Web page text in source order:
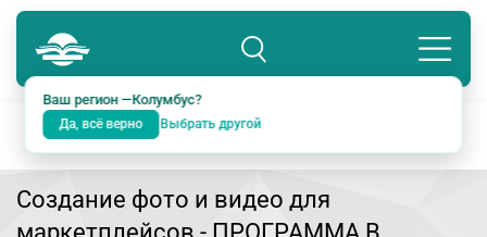
Колумбус
Подразделение: Екатеринбург
Ваш регион —Колумбус?
Да, всё верно Выбрать другой
8 800 234-18-38
Создание фото и видео для